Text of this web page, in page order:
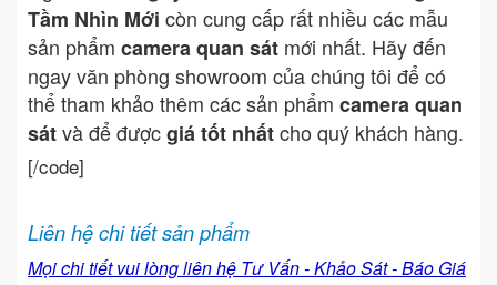
Tầm Nhìn Mới còn cung cấp rất nhiều các mẫu
sản phẩm camera quan sát mới nhất. Hãy đến
ngay văn phòng showroom của chúng tôi để có
thể tham khảo thêm các sản phẩm camera quan
sátvà để đượcgiá tốt nhấtcho quý khách hàng.
[/code]
Liên hệ chi tiết sản phẩm
Mọi chi tiết vui lòng liên hệ Tư Vấn - Khảo Sát - Báo Giá